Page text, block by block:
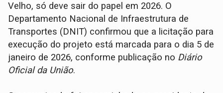
Velho, só deve sair do papel em 2026. O
Departamento Nacional de Infraestrutura de
Transportes (DNIT) confirmou que a licitação para
execução do projeto está marcada para o dia 5 de
janeiro de 2026, conforme publicação no Diário
Oficial da União.